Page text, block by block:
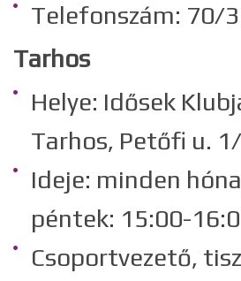
Telefonszám: 70/
Tarhos
Helye: Idősek
Tarhos, Petőfi u.
Ideje: minden
péntek: 15:00-
Csoportvezető,